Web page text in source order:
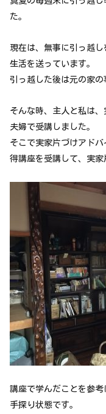
た。
現在は、無事に引っ越
生活を送っています。
引っ越した後は元の家の
そんな時、主人と私は、
夫婦で受講しました。
そこで実家片づけアド
得講座を受講して、実家
講座で学んだことを参考
手探り状態です。